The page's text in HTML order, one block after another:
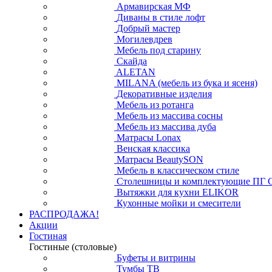
Армавирская МФ
Диваны в стиле лофт
Добрый мастер
Могилевдрев
Мебель под старину
Скайда
ALETAN
MILANA (мебель из бука и ясеня)
Декоративные изделия
Мебель из ротанга
Мебель из массива сосны
Мебель из массива дуба
Матрасы Lonax
Венская классика
Матрасы BeautySON
Мебель в классическом стиле
Столешницы и комплектующие ПГ
Вытяжки для кухни ELIKOR
Кухонные мойки и смесители
РАСПРОДАЖА!
Акции
Гостиная
Гостиные (столовые)
Буфеты и витрины
Тумбы ТВ